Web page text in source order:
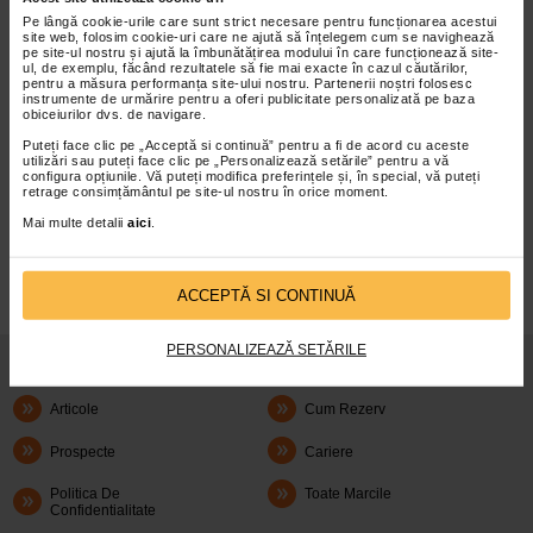
Pe lângă cookie-urile care sunt strict necesare pentru funcționarea acestui
site web, folosim cookie-uri care ne ajută să înțelegem cum se navighează
pe site-ul nostru și ajută la îmbunătățirea modului în care funcționează site-
ul, de exemplu, făcând rezultatele să fie mai exacte în cazul căutărilor,
pentru a măsura performanța site-ului nostru. Partenerii noștri folosesc
instrumente de urmărire pentru a oferi publicitate personalizată pe baza
obiceiurilor dvs. de navigare.
Puteți face clic pe „Acceptă si continuă” pentru a fi de acord cu aceste
utilizări sau puteți face clic pe „Personalizează setările” pentru a vă
configura opțiunile. Vă puteți modifica preferințele și, în special, vă puteți
retrage consimțământul pe site-ul nostru în orice moment.
Mai multe detalii aici
ACCEPTĂ SI CONTINUĂ
PERSONALIZEAZĂ SETĂRILE
sus detaliat, conform notei de informare accesibilaaici
Pentru a putea sa primiti informari privind posturi vacante
care pot aparea in viitor in cadrul societatii Catena
Management SRL, va rugam sa accesatiaici
Incarca CV-ul tau:
Articole Cum Rezerv
Prospecte Cariere
Politica De
Confidentialitate
Toate Marcile